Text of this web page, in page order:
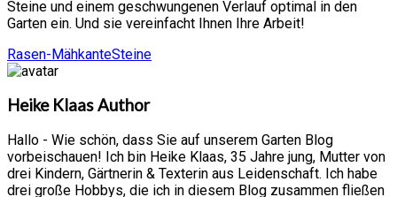
Steine und einem geschwungenen Verlauf optimal in den
Garten ein. Und sie vereinfacht Ihnen Ihre Arbeit!
Rasen-MähkanteSteine
Heike KlaasAuthor
Hallo - Wie schön, dass Sie auf unserem Garten Blog
vorbeischauen! Ich bin Heike Klaas, 35 Jahre jung, Mutter von
drei Kindern, Gärtnerin & Texterin aus Leidenschaft. Ich habe
drei große Hobbys, die ich in diesem Blog zusammen fließen